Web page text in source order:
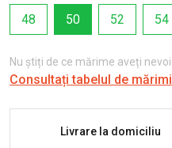
48
50 52 54
Nu știți de ce mărime aveți
Consultați tabelul de mărimi
Livrare la domiciliu